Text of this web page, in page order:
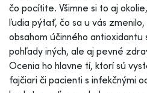
čo pocítite. Všimne si to aj
ľudia pýtať, čo sa u vás
obsahom účinného
pohľady iných, ale aj pevné
Ocenia ho hlavne tí, ktorí sú
fajčiari či pacienti s infekčnými